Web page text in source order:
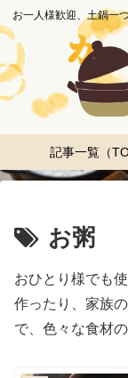
お一人様歓迎、土鍋一
記事一覧（
お粥
おひとり様でも
作ったり、家族
で、色々な食材